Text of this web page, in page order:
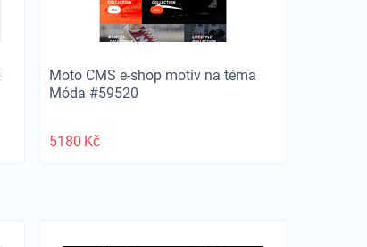
Moto CMS e-shop motiv na téma
Móda #59520
5180 Kč